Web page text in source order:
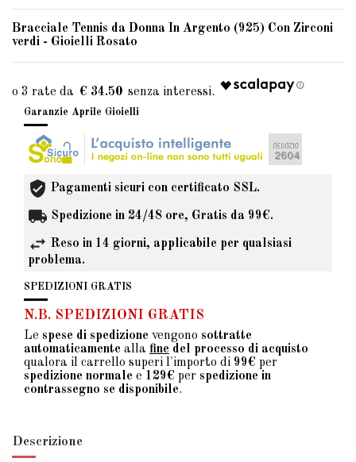
Bracciale Tennis da Donna In Argento (925) Con Zirconi
verdi - Gioielli Rosato
€ 34.50
Garanzie Aprile Gioielli
Pagamenti sicuri con certificato SSL.
Spedizione in 24/48 ore, Gratis da 99€.
Reso in 14 giorni, applicabile per qualsiasi
problema.
SPEDIZIONI GRATIS
N.B. SPEDIZIONI GRATIS
Le spese di spedizione vengono sottratte
automaticamente alla fine del processo di acquisto
qualora il carrello superi l'importo di 99€ per
spedizione normale e 129€ per spedizione in
contrassegno se disponibile.
Descrizione